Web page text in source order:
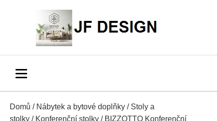
Domů / Nábytek a bytové doplňky / Stoly a
stolky / Konferenční stolky / BIZZOTTO Konferenční